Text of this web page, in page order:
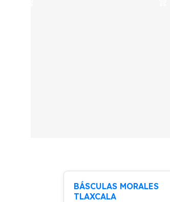
BÁSCULAS MORALES
TLAXCALA